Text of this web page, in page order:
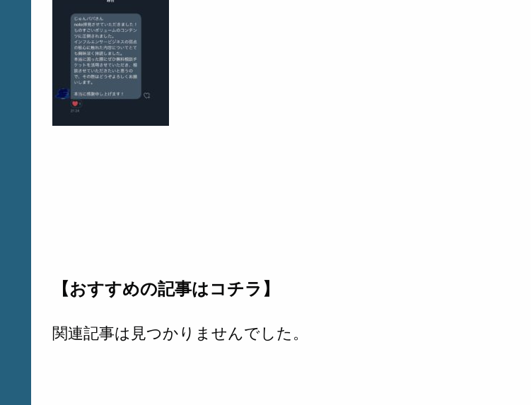
【おすすめの記事はコチラ】
関連記事は見つかりませんでした。